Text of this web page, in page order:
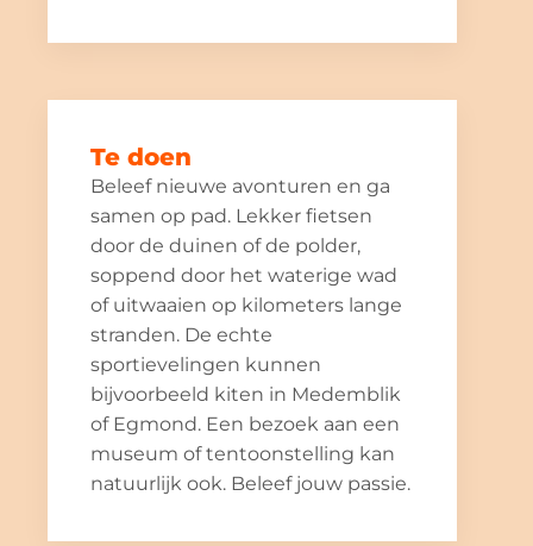
Te doen
Beleef nieuwe avonturen en ga
samen op pad. Lekker fietsen
door de duinen of de polder,
soppend door het waterige wad
of uitwaaien op kilometers lange
stranden. De echte
sportievelingen kunnen
bijvoorbeeld kiten in Medemblik
of Egmond. Een bezoek aan een
museum of tentoonstelling kan
natuurlijk ook. Beleef jouw passie.